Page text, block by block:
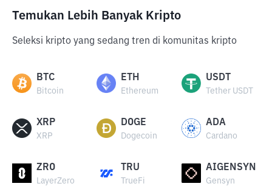
Temukan Lebih Banyak Kripto
Seleksi kripto yang sedang tren di komunitas kripto
BTC
Bitcoin
ETH
Ethereum
USDT
Tether USDT
XRP
XRP
DOGE
Dogecoin
ADA
Cardano
ZRO
LayerZero
TRU
TrueFi
AIGENSYN
Gensyn